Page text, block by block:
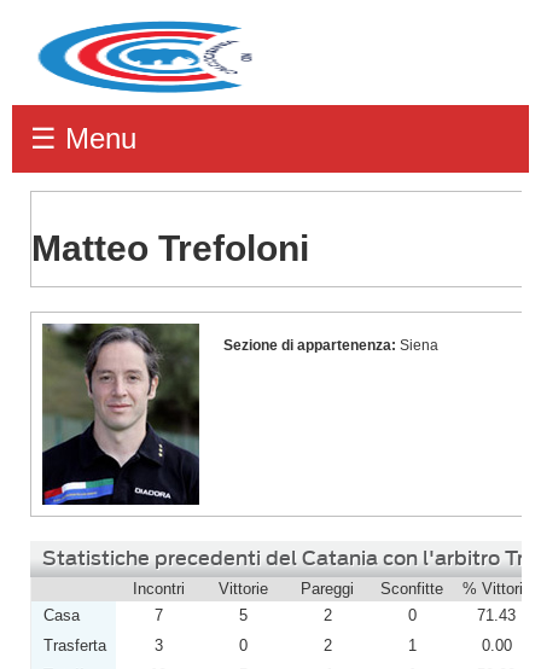
☰ Menu
Matteo Trefoloni
Trefoloni
Sezione di appartenenza: Siena
Statistiche precedenti del Catania con l'arbitro
Incontri Vittorie Pareggi Sconfitte % Vittorie
Casa
7 5 2 0
71.43
Trasferta
3 0 2 1
0.00